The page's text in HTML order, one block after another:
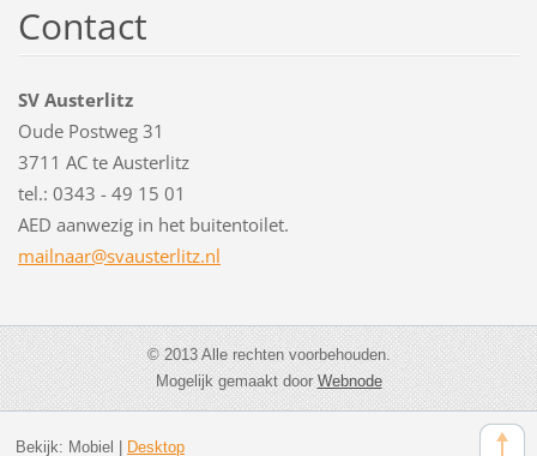
Contact
SV Austerlitz
Oude Postweg 31
3711 AC te Austerlitz
tel.: 0343 - 49 15 01
AED aanwezig in het buitentoilet.
mailnaar@svausterlitz.nl
© 2013 Alle rechten voorbehouden.
Mogelijk gemaakt doorWebnode
Bekijk: Mobiel Desktop